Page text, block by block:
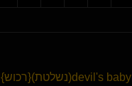
devil's baby​(נשלטת) ​{רכוש}